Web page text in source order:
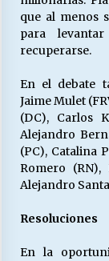
que al menos
para
recuperarse.
En el debate
Jaime Mulet
(DC), Carlos
Alejandro
(PC), Catalina
Romero
Alejandro
Resoluciones
En la